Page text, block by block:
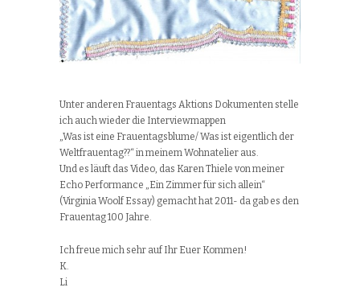
Unter anderen Frauentags Aktions Dokumenten stelle
ich auch wieder die Interviewmappen
„Was ist eine Frauentagsblume/ Was ist eigentlich der
Weltfrauentag??“ in meinem Wohnatelier aus.
Und es läuft das Video, das Karen Thiele von meiner
Echo Performance „Ein Zimmer für sich allein“
(Virginia Woolf Essay) gemacht hat 2011- da gab es den
Frauentag 100 Jahre.
Ich freue mich sehr auf Ihr Euer Kommen!
K.
Li